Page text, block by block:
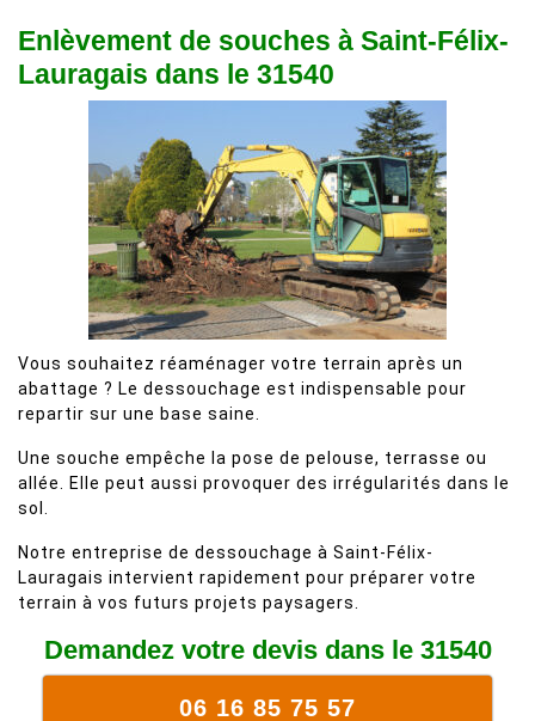
Enlèvement de souches à Saint-Félix-
Lauragais dans le 31540
Vous souhaitez réaménager votre terrain après un
abattage ? Le dessouchage est indispensable pour
repartir sur une base saine.
Une souche empêche la pose de pelouse, terrasse ou
allée. Elle peut aussi provoquer des irrégularités dans le
sol.
Notre entreprise de dessouchage à Saint-Félix-
Lauragais intervient rapidement pour préparer votre
terrain à vos futurs projets paysagers.
Demandez votre devis dans le 31540
06 16 85 75 57